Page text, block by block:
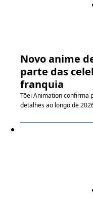
Novo anime
parte das
franquia
Tōei Animation confirma
detalhes ao longo de